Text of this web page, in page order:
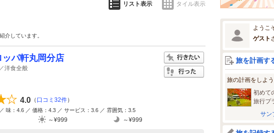
リスト表示 タイル表示
介しています。
ッパ軒丸岡分店
洋食全般
4.0 （ 口コミ32件）
味：4.6 ／ 価格：4.3 ／ サービス：3.6 ／ 雰囲気：3.5
～¥999 ～¥999
ようこ
ゲスト
旅を計画す
旅の計画をしよう
初めて
旅行プ
サン